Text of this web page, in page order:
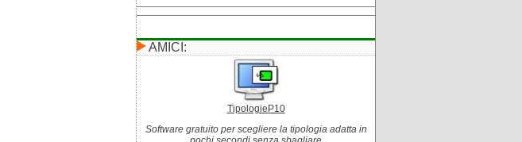
AMICI:
TipologieP10
Software gratuito per scegliere la tipologia adatta in